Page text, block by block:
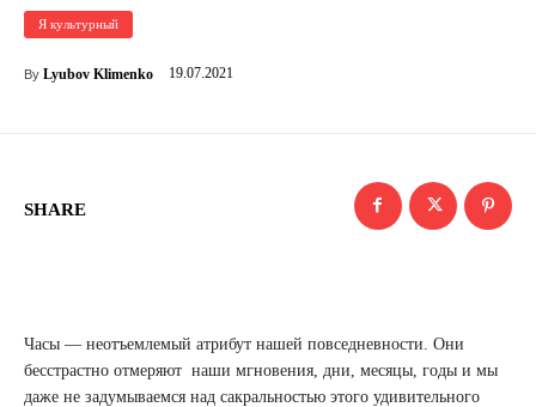
Я культурный
By Lyubov Klimenko 19.07.2021
SHARE
Часы — неотъемлемый атрибут нашей повседневности. Они
бесстрастно отмеряют наши мгновения, дни, месяцы, годы и мы
даже не задумываемся над сакральностью этого удивительного